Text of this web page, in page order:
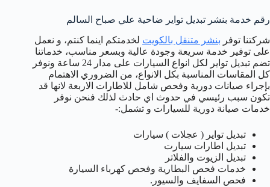
رقم خدمة بنشر تبديل تواير ضاحية علي صباح السالم
شركتنا توفر بنشر متنقل بالكويت لخدمتكم اينما كنتم، و نعمل
على توفير خدمة سريعة وجودة عالية وبسعر مناسب، خدماتنا
تضم تبديل تواير لكل انواع السيارات على مدار 24 ساعة ونوفر
كل المقاسات المناسبة بكل الانواع، من الضروري الاهتمام
بإجراء صيانات دورية وفحص شامل للاطارات الاربعة لانها قد
تكون سبب رئيسي في حدوث اي حادث لذلك فنحن نوفر
خدمات صيانة دورية للسيارات و تشمل:-
تبديل تواير ( عجلات ) سيارات
تبديل اطارات سيارت
تبديل الزيوت والفلاتر
خدمات فحص البطارية وفحص كهرباء السيارة
فحص السفايف والسيور.